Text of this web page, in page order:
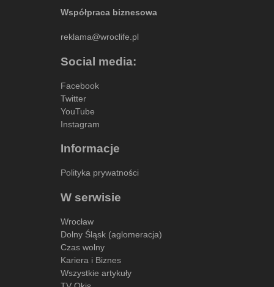
Współpraca biznesowa
reklama@wroclife.pl
Social media:
Facebook
Twitter
YouTube
Instagram
Informacje
Polityka prywatności
W serwisie
Wrocław
Dolny Śląsk (aglomeracja)
Czas wolny
Kariera i Biznes
Wszystkie artykuły